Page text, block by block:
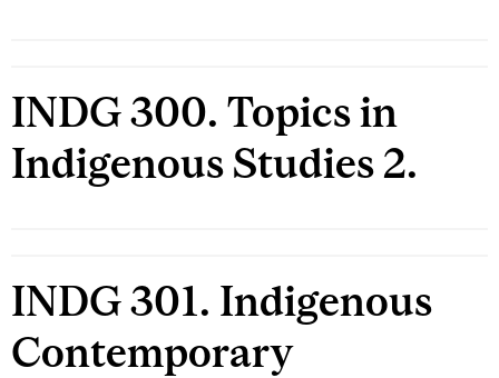
INDG 300. Topics in
Indigenous Studies 2.
INDG 301. Indigenous
Contemporary